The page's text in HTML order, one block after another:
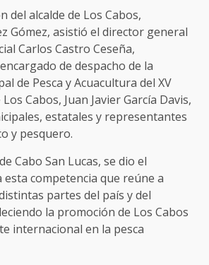
del alcalde de Los Cabos,
Gómez, asistió el director general
Carlos Castro Ceseña,
de despacho de la
de Pesca y Acuacultura del XV
Cabos, Juan Javier García Davis,
estatales y representantes
y pesquero.
Cabo San Lucas, se dio el
competencia que reúne a
partes del país y del
la promoción de Los Cabos
internacional en la pesca